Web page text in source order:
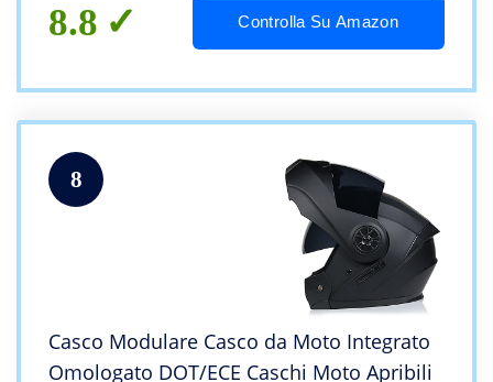
8.8 Controlla Su Amazon
8
Casco Modulare Casco da Moto Integrato
Omologato DOT/ECE Caschi Moto Apribili